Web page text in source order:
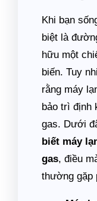
Khi bạn
biệt là
hữu một
biến. Tuy
rằng máy
bảo trì định
gas. Dưới
biết máy
gas, điều
thường gặp